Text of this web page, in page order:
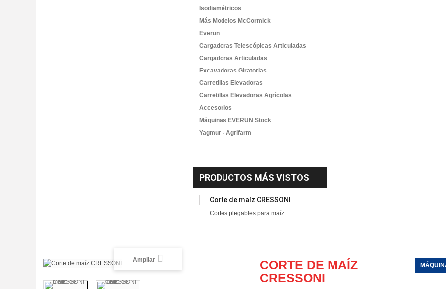
Isodiamétricos
Más Modelos McCormick
Everun
Cargadoras Telescópicas Articuladas
Cargadoras Articuladas
Excavadoras Giratorias
Carretillas Elevadoras
Carretillas Elevadoras Agrícolas
Accesorios
Máquinas EVERUN Stock
Yagmur - Agrifarm
PRODUCTOS MÁS VISTOS
Corte de maíz CRESSONI
Cortes plegables para maíz
Ampliar
CORTE DE MAÍZ
CRESSONI